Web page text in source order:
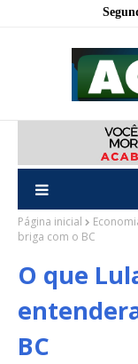
Página inicial
briga com o BC
O que
BC